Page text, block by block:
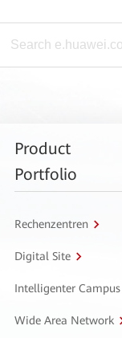
Product
Portfolio
Rechenzentren
Digital Site
Intelligenter Campus
Wide Area Network